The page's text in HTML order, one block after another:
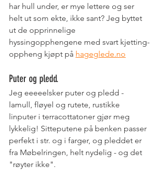
har hull under, er mye lettere og ser
helt ut som ekte, ikke sant? Jeg byttet
ut de opprinnelige
hyssingopphengene med svart kjetting-
oppheng kjøpt på hageglede.no
Puter og pledd.
Jeg eeeeelsker puter og pledd -
lamull, fløyel og rutete, rustikke
linputer i terracottatoner gjør meg
lykkelig! Sitteputene på benken passer
perfekt i str. og i farger, og pleddet er
fra Møbelringen, helt nydelig - og det
"røyter ikke".